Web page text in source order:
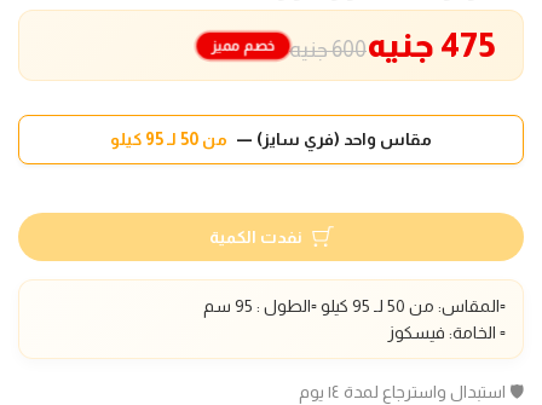
600 جنيه 475 جنيه خصم مميز
مقاس واحد (فري سايز) — من 50 لـ 95 كيلو
نفدت الكمية
▫️المقاس: من 50 لـ 95 كيلو ▫️الطول : 95 سم
▫️ الخامة: فيسكوز
🛡️ استبدال واسترجاع لمدة ١٤ يوم